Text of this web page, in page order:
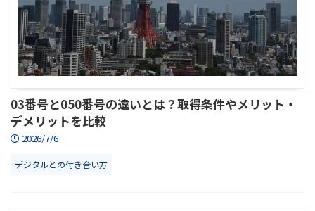
03番号と050番号の違いとは？取得条件やメリット・
デメリットを比較
2026/7/6
デジタルとの付き合い方